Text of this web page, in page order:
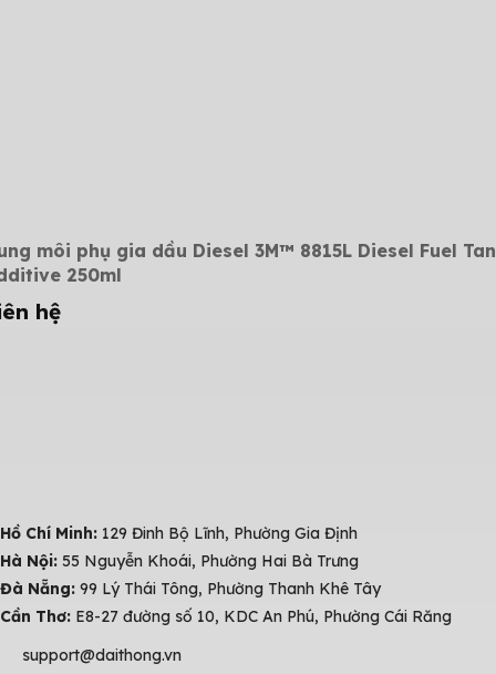
môi phụ gia dầu Diesel 3M™ 8815L Diesel Fuel
250ml
hệ
Hồ Chí Minh: 129 Đinh Bộ Lĩnh, Phường Gia Định
Hà Nội: 55 Nguyễn Khoái, Phường Hai Bà Trưng
Đà Nẵng: 99 Lý Thái Tông, Phường Thanh Khê Tây
Cần Thơ: E8-27 đường số 10, KDC An Phú, Phường Cái Răng
support@daithong.vn